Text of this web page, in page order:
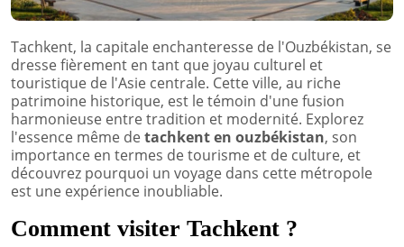
Tachkent, la capitale enchanteresse de l'Ouzbékistan, se
dresse fièrement en tant que joyau culturel et
touristique de l'Asie centrale. Cette ville, au riche
patrimoine historique, est le témoin d'une fusion
harmonieuse entre tradition et modernité. Explorez
l'essence même detachkent en ouzbékistan, son
importance en termes de tourisme et de culture, et
découvrez pourquoi un voyage dans cette métropole
est une expérience inoubliable.
Comment visiter Tachkent ?